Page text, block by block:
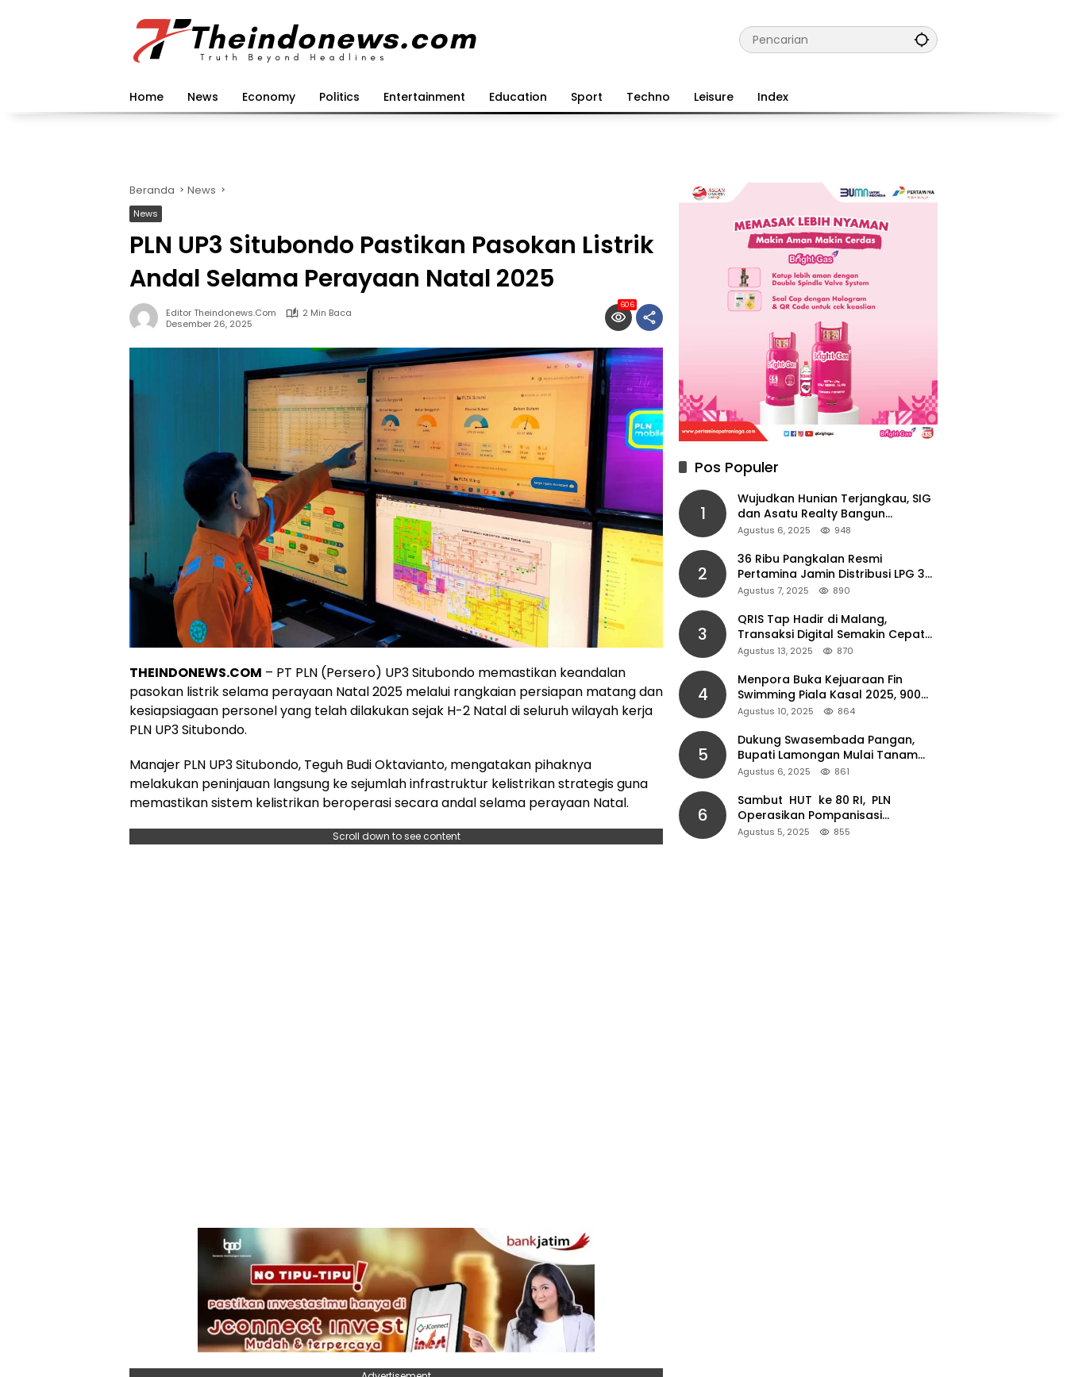
Home News Economy Politics Entertainment Education Sport Techno Leisure Index
Beranda News
News
PLN UP3 Situbondo Pastikan Pasokan Listrik
Andal Selama Perayaan Natal 2025
Editor Theindonews.com
2 Min Baca
Desember 26, 2025
606
THEINDONEWS.COM – PT PLN (Persero) UP3 Situbondo memastikan keandalan
pasokan listrik selama perayaan Natal 2025 melalui rangkaian persiapan matang dan
kesiapsiagaan personel yang telah dilakukan sejak H-2 Natal di seluruh wilayah kerja
PLN UP3 Situbondo.
Manajer PLN UP3 Situbondo, Teguh Budi Oktavianto, mengatakan pihaknya
melakukan peninjauan langsung ke sejumlah infrastruktur kelistrikan strategis guna
memastikan sistem kelistrikan beroperasi secara andal selama perayaan Natal.
Scroll down to see content
Pos Populer
1
Wujudkan Hunian Terjangkau, SIG
dan Asatu Realty Bangun
Perumahan di Cianjur
Agustus 6, 2025 948
2
36 Ribu Pangkalan Resmi
Pertamina Jamin Distribusi LPG 3
Kg Aman di Jawa Timur
Agustus 7, 2025 890
3
QRIS Tap Hadir di Malang,
Transaksi Digital Semakin Cepat
dan Mudah dengan Teknologi NFC
Agustus 13, 2025 870
4
Menpora Buka Kejuaraan Fin
Swimming Piala Kasal 2025, 900
Atlet Ambil Bagian
Agustus 10, 2025 864
5
Dukung Swasembada Pangan,
Bupati Lamongan Mulai Tanam
Padi Musim Ketiga
Agustus 6, 2025 861
6
Sambut HUT ke 80 RI, PLN
Operasikan Pompanisasi
Persawahan dan Akses Air Bersih
Agustus 5, 2025 855